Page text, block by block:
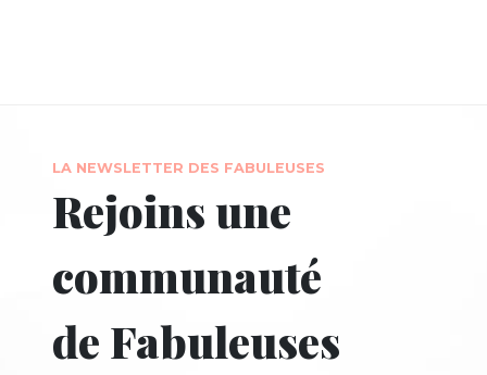
LA NEWSLETTER DES FABULEUSES
Rejoins une
communauté
de Fabuleuses